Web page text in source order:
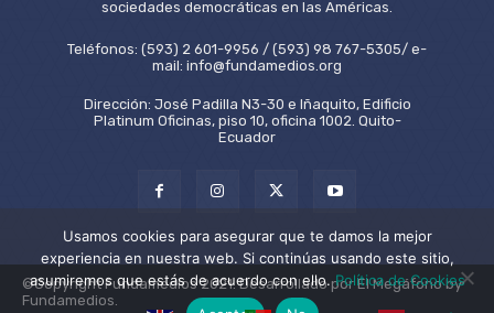
sociedades democráticas en las Américas.
Teléfonos: (593) 2 601-9956 / (593) 98 767-5305/ e-
mail: info@fundamedios.org
Dirección: José Padilla N3-30 e Iñaquito, Edificio
Platinum Oficinas, piso 10, oficina 1002. Quito-
Ecuador
©Copyright Fundamedios 2021. Desarrollado por El Megáfono by
Fundamedios.
Usamos cookies para asegurar que te damos la mejor
experiencia en nuestra web. Si continúas usando este sitio,
asumiremos que estás de acuerdo con ello.Política de Cookies